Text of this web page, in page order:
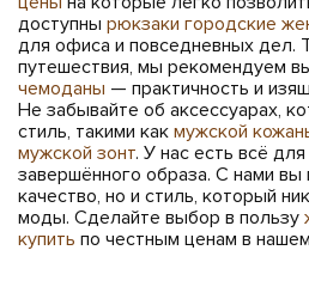
доступны рюкзаки городские
для офиса и повседневных дел.
путешествия, мы рекомендуем
чемоданы — практичность и
Не забывайте об аксессуарах,
стиль, такими как мужской
мужской зонт. У нас есть всё
завершённого образа. С нами вы
качество, но и стиль, который
моды. Сделайте выбор в пользу
купить по честным ценам в